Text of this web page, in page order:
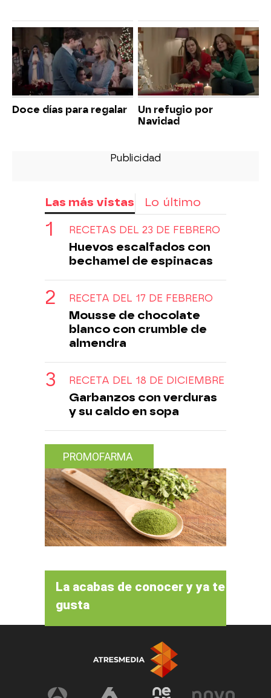
Doce días para regalar
Un refugio por
Navidad
Las más vistas Lo último
RECETAS DEL 23 DE FEBRERO
Huevos escalfados con
bechamel de espinacas
RECETA DEL 17 DE FEBRERO
Mousse de chocolate
blanco con crumble de
almendra
RECETA DEL 18 DE DICIEMBRE
Garbanzos con verduras
y su caldo en sopa
PROMOFARMA
La acabas de conocer y ya te
gusta